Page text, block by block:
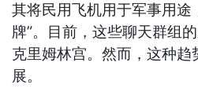
其将民用飞机用于军事用途
牌”。目前，这些聊天群组
克里姆林宫。然而，这种趋
展。